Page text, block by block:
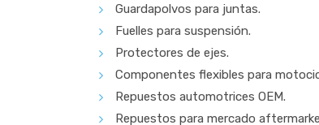
Guardapolvos para juntas.
Fuelles para suspensión.
Protectores de ejes.
Componentes flexibles para
Repuestos automotrices OEM.
Repuestos para mercado